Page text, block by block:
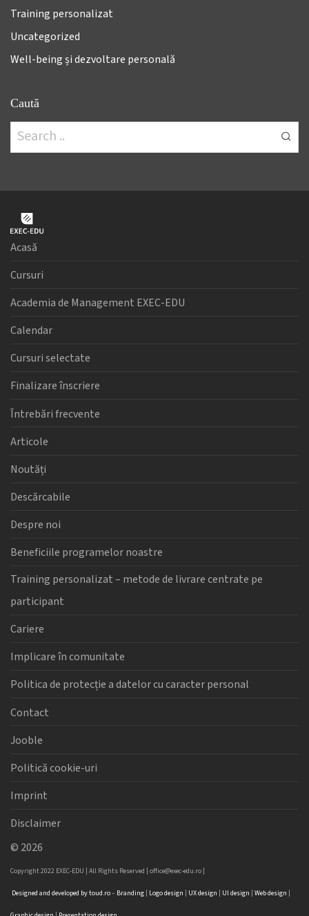
Training personalizat
Uncategorized
Well-being și dezvoltare personală
Caută
Acasă
Cursuri
Academia de Management EXEC-EDU
Calendar
Cursuri selectate
Finalizare înscriere
Întrebări frecvente
Articole
Noutăți
Descărcabile
Despre noi
Beneficiile programelor noastre
Training personalizat – metode de livrare centrate pe
participant
Cariere
Implicare în comunitate
Politica de protecție a datelor cu caracter personal
Contact
Jooble
Politică cookie-uri
Imprint
Disclaimer
© 2026
Copyright 2022 EXEC-EDU | All Rights Reserved | office@exec-edu.ro
Designed and developed bytoud.ro– Branding Logodesign UX design UI design Web design